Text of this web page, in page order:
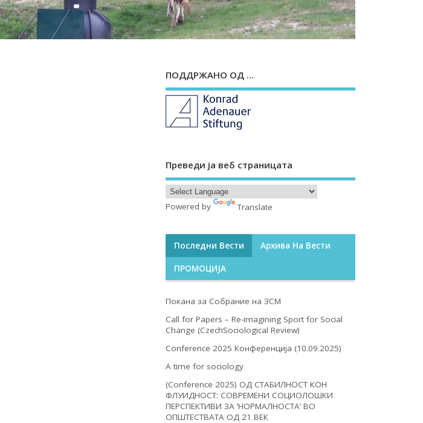
ПОДДРЖАНО ОД …
Преведи ја веб страницата
Powered by Translate
Последни Вести Архива На Вести
ПРОМОЦИЈА
Покана за Собрание на ЗСМ
Call for Papers – Re-imagining Sport for Social
Change (CzechSociological Review)
Conference 2025 Конференција (10.09.2025)
A time for sociology
(Conference 2025) ОД СТАБИЛНОСТ КОН
ФЛУИДНОСТ: СОВРЕМЕНИ СОЦИОЛОШКИ
ПЕРСПЕКТИВИ ЗА ‘НОРМАЛНОСТА’ ВО
ОПШТЕСТВАТА ОД 21 ВЕК